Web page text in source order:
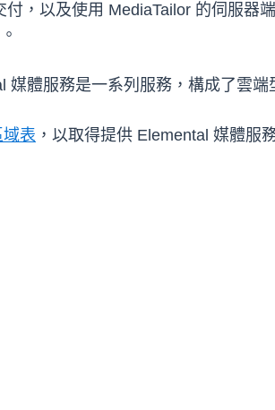
付，以及使用 MediaTailor 的伺服器
媒體服務是一系列服務，構成了雲
表 ，以取得提供 Elemental 媒體服